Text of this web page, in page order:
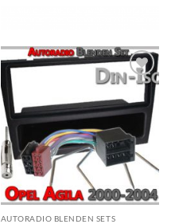
Zu
Wunschliste
hinzufügen
AUTORADIO BLENDEN SETS